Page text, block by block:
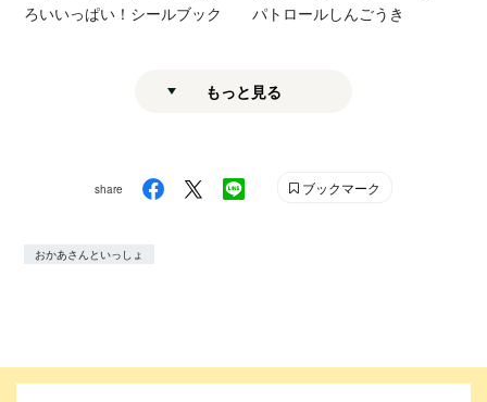
ろいいっぱい！シールブック
パトロールしんごうき
もっと見る
share ブックマーク
おかあさんといっしょ